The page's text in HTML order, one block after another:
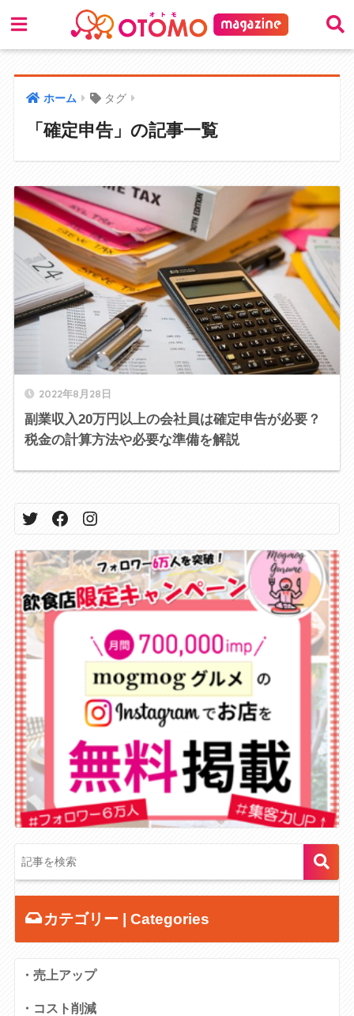
ホーム タグ
「確定申告」の記事一覧
2022年8月28日
副業収入20万円以上の会社員は確定申告が必要？
税金の計算方法や必要な準備を解説
カテゴリー | Categories
・売上アップ
・コスト削減